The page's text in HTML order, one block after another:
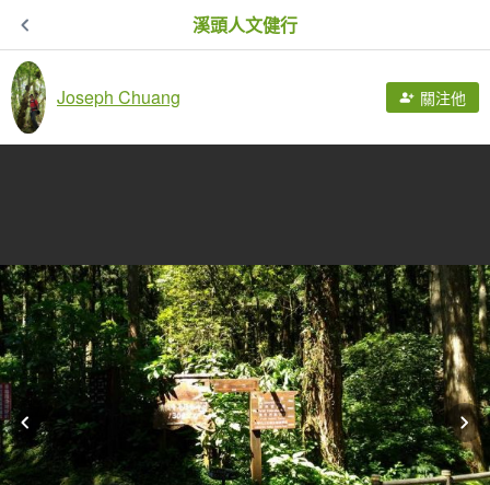
溪頭人文健行
Joseph Chuang 關注他